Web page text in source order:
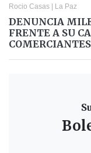
Rocio Casas La Paz
DENUNCIA
FRENTE A SU